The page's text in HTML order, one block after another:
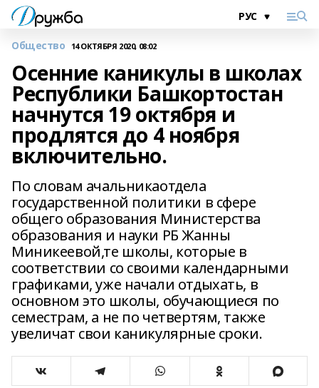
Общество 14 ОКТЯБРЯ 2020, 08:02
Осенние каникулы в школах
Республики Башкортостан
начнутся 19 октября и
продлятся до 4 ноября
включительно.
По словам ачальникаотдела
государственной политики в сфере
общего образования Министерства
образования и науки РБ Жанны
Миникеевой,те школы, которые в
соответствии со своими календарными
графиками, уже начали отдыхать, в
основном это школы, обучающиеся по
семестрам, а не по четвертям, также
увеличат свои каникулярные сроки.